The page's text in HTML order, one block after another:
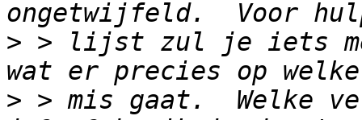
> > lijst zul je iets
> > mis gaat.  Welke